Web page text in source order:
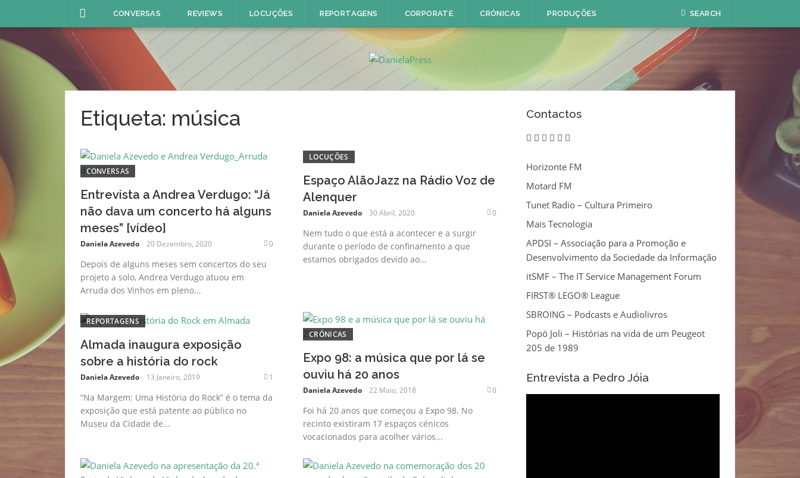
CONVERSAS REVIEWS LOCUÇÕES REPORTAGENS CORPORATE CRÓNICAS PRODUÇÕES SEARCH
Etiqueta: música
CONVERSAS
Entrevista a Andrea Verdugo: “Já
não dava um concerto há alguns
meses” [vídeo]
Daniela Azevedo 20 Dezembro, 2020 0
Depois de alguns meses sem concertos do seu
projeto a solo, Andrea Verdugo atuou em
Arruda dos Vinhos em pleno...
LOCUÇÕES
Espaço AlãoJazz na Rádio Voz de
Alenquer
Daniela Azevedo 30 Abril, 2020 0
Nem tudo o que está a acontecer e a surgir
durante o período de confinamento a que
estamos obrigados devido ao...
REPORTAGENS
Almada inaugura exposição
sobre a história do rock
Daniela Azevedo 13 Janeiro, 2019 1
“Na Margem: Uma História do Rock” é o tema da
exposição que está patente ao público no
Museu da Cidade de...
CRÓNICAS
Expo 98: a música que por lá se
ouviu há 20 anos
Daniela Azevedo 22 Maio, 2018 0
Foi há 20 anos que começou a Expo 98. No
recinto existiram 17 espaços cénicos
vocacionados para acolher vários...
Contactos
twitter
instagram
linkedin
vimeo
youtube
email
Horizonte FM
Motard FM
Tunet Radio – Cultura Primeiro
Mais Tecnologia
APDSI – Associação para a Promoção e
Desenvolvimento da Sociedade da Informação
itSMF – The IT Service Management Forum
FIRST® LEGO® League
SBROING – Podcasts e Audiolivros
Popó Joli – Histórias na vida de um Peugeot
205 de 1989
Entrevista a Pedro Jóia